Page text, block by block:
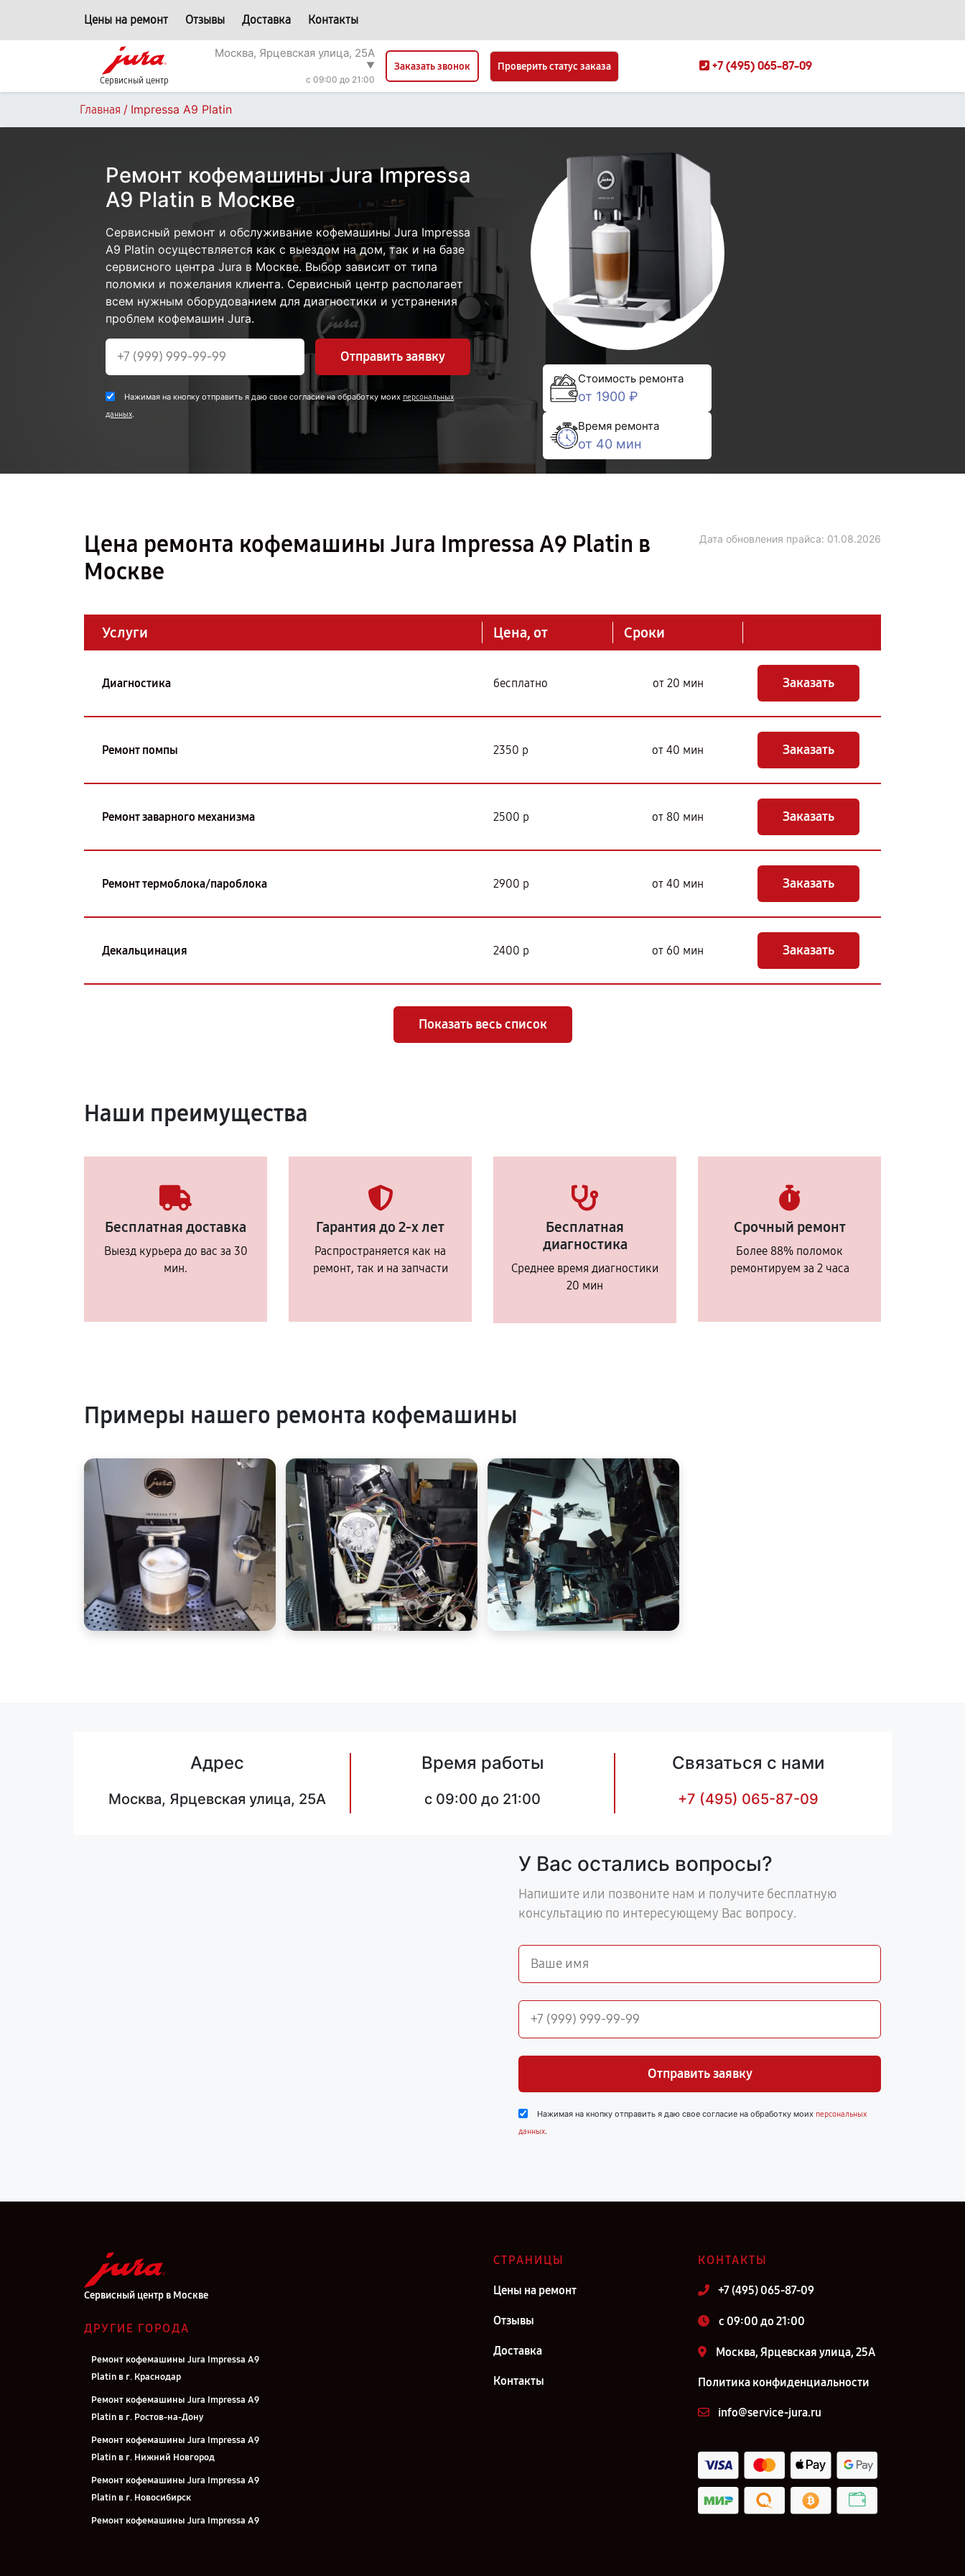
Цены на ремонт Отзывы Доставка Контакты
Сервисный центр
Москва, Ярцевская улица, 25А
▼
c 09:00 до 21:00
Заказать звонок Проверить статус заказа +7 (495) 065-87-09
Главная / Impressa A9 Platin
Ремонт кофемашины Jura Impressa
A9 Platin в Москве
Сервисный ремонт и обслуживание кофемашины Jura Impressa
A9 Platin осуществляется как с выездом на дом, так и на базе
сервисного центра Jura в Москве. Выбор зависит от типа
поломки и пожелания клиента. Сервисный центр располагает
всем нужным оборудованием для диагностики и устранения
проблем кофемашин Jura.
Отправить заявку
Нажимая на кнопку отправить я даю свое согласие на обработку моих персональных
данных.
Стоимость ремонта
от 1900 ₽
Время ремонта
от 40 мин
Цена ремонта кофемашины Jura Impressa A9 Platin в
Москве
Дата обновления прайса: 01.08.2026
Услуги Цена, от Сроки
Диагностика бесплатно от 20 мин Заказать
Ремонт помпы 2350 р от 40 мин Заказать
Ремонт заварного механизма 2500 р от 80 мин Заказать
Ремонт термоблока/пароблока 2900 р от 40 мин Заказать
Декальцинация 2400 р от 60 мин Заказать
Показать весь список
Наши преимущества
Бесплатная доставка
Выезд курьера до вас за 30
мин.
Гарантия до 2-х лет
Распространяется как на
ремонт, так и на запчасти
Бесплатная
диагностика
Среднее время диагностики
20 мин
Срочный ремонт
Более 88% поломок
ремонтируем за 2 часа
Примеры нашего ремонта кофемашины
Адрес
Москва, Ярцевская улица, 25А
Время работы
c 09:00 до 21:00
Связаться с нами
+7 (495) 065-87-09
У Вас остались вопросы?
Напишите или позвоните нам и получите бесплатную
консультацию по интересующему Вас вопросу.
Отправить заявку
Нажимая на кнопку отправить я даю свое согласие на обработку моих персональных
данных.
Сервисный центр в Москве
ДРУГИЕ ГОРОДА
Ремонт кофемашины Jura Impressa A9
Platin в г. Краснодар
Ремонт кофемашины Jura Impressa A9
Platin в г. Ростов-на-Дону
Ремонт кофемашины Jura Impressa A9
Platin в г. Нижний Новгород
Ремонт кофемашины Jura Impressa A9
Platin в г. Новосибирск
Ремонт кофемашины Jura Impressa A9
СТРАНИЦЫ
Цены на ремонт
Отзывы
Доставка
Контакты
КОНТАКТЫ
+7 (495) 065-87-09
c 09:00 до 21:00
Москва, Ярцевская улица, 25А
Политика конфиденциальности
info@service-jura.ru